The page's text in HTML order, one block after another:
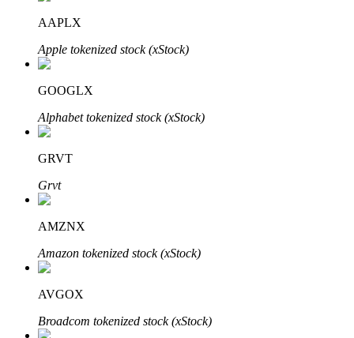
الاستثمار التلقائي
احصل على أرباح طويلة الأجل وفوائد مرنة
تعلم الستاكينغ
تعرف على كيفية كسب الدخل السلبي
AAPLX
Apple tokenized stock (xStock)
GOOGLX
Alphabet tokenized stock (xStock)
GRVT
Grvt
AMZNX
Amazon tokenized stock (xStock)
AVGOX
Broadcom tokenized stock (xStock)